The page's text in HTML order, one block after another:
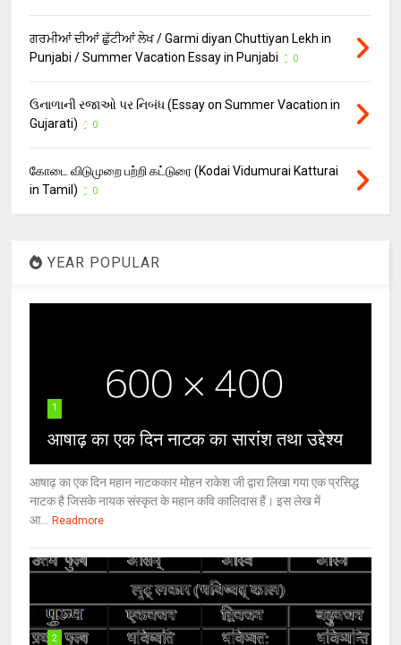
ਗਰਮੀਆਂ ਦੀਆਂ ਛੁੱਟੀਆਂ ਲੇਖ / Garmi diyan Chuttiyan Lekh in
Punjabi / Summer Vacation Essay in Punjabi
0
ઉનાળાની રજાઓ પર નિબંધ (Essay on Summer Vacation in
Gujarati)
0
கோடை விடுமுறை பற்றி கட்டுரை (Kodai Vidumurai Katturai
in Tamil)
0
YEAR POPULAR
1
आषाढ़ का एक दिन नाटक का सारांश तथा उद्देश्य
आषाढ़ का एक दिन महान नाटककार मोहन राकेश जी द्वारा लिखा गया एक प्रसिद्ध
नाटक है जिसके नायक संस्कृत के महान कवि कालिदास हैं। इस लेख में
आ... Readmore
2